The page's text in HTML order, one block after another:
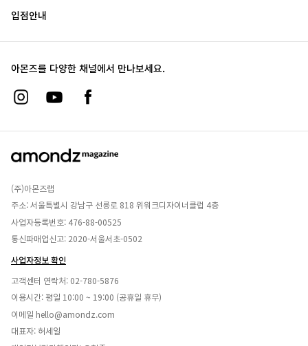
입점안내
아몬즈를 다양한 채널에서 만나보세요.
(주)아몬즈랩
주소: 서울특별시 강남구 선릉로 818 위워크디자이너클럽 4층
사업자등록번호: 476-88-00525
통신파매업신고: 2020-서울서초-0502
사업자정보 확인
고객센터 연락처: 02-780-5876
이용시간: 평일 10:00 ~ 19:00 (공휴일 휴무)
이메일 hello@amondz.com
대표자: 허세일